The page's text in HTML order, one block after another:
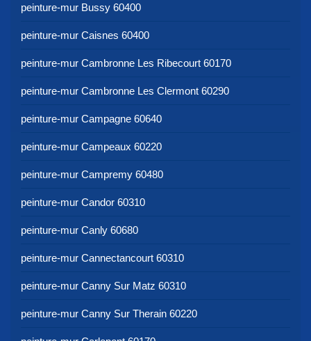
peinture-mur Bussy 60400
peinture-mur Caisnes 60400
peinture-mur Cambronne Les Ribecourt 60170
peinture-mur Cambronne Les Clermont 60290
peinture-mur Campagne 60640
peinture-mur Campeaux 60220
peinture-mur Campremy 60480
peinture-mur Candor 60310
peinture-mur Canly 60680
peinture-mur Cannectancourt 60310
peinture-mur Canny Sur Matz 60310
peinture-mur Canny Sur Therain 60220